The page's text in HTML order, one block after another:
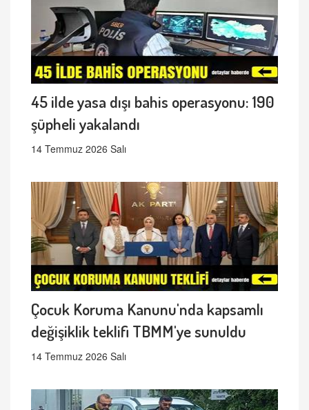
45 ilde yasa dışı bahis operasyonu: 190
şüpheli yakalandı
14 Temmuz 2026 Salı
Çocuk Koruma Kanunu'nda kapsamlı
değişiklik teklifi TBMM'ye sunuldu
14 Temmuz 2026 Salı